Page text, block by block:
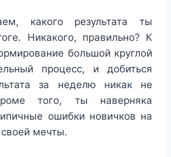
какого результата ты
Никакого, правильно? К
большой круглой
процесс, и добиться
за неделю никак не
того, ты наверняка
ошибки новичков на
мечты.